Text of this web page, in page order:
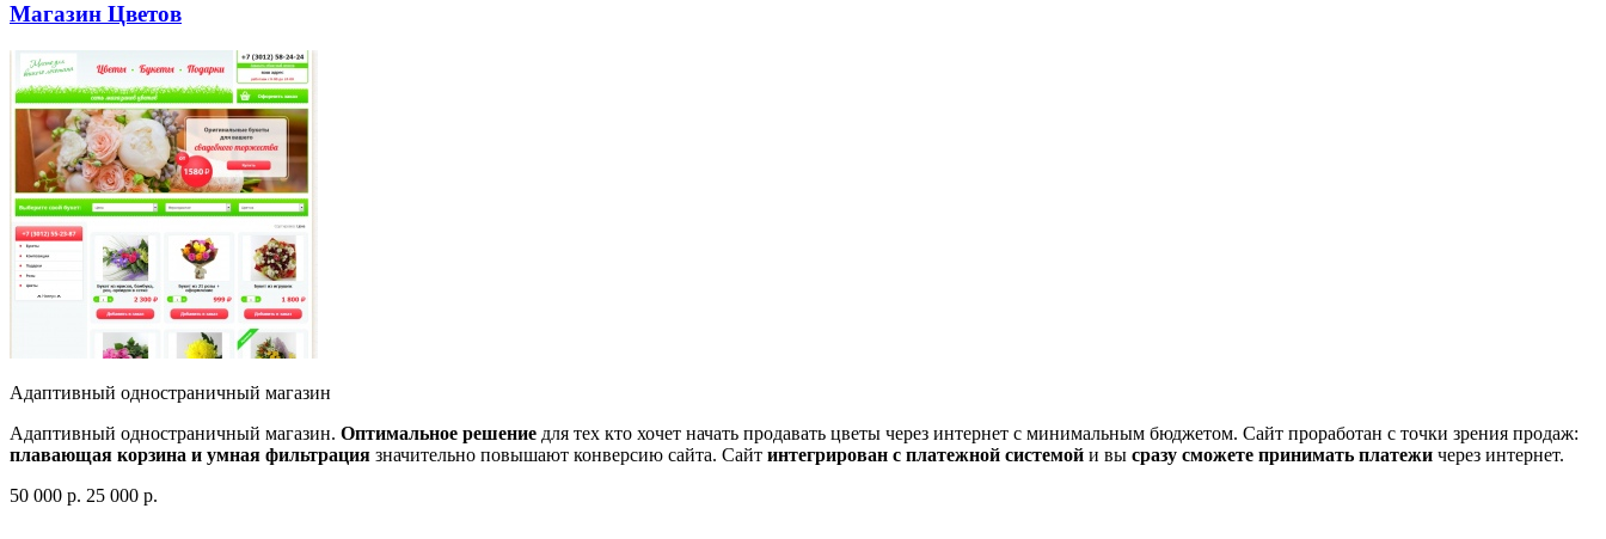
Магазин Цветов
Адаптивный одностраничный магазин
Адаптивный одностраничный магазин. Оптимальное решение для тех кто хочет начать продавать цветы через интернет с минимальным бюджетом. Сайт проработан с точки зрения продаж:
плавающая корзина и умная фильтрация значительно повышают конверсию сайта. Сайт интегрирован с платежной системой и вы сразу сможете принимать платежи через интернет.
50 000 p. 25 000 p.